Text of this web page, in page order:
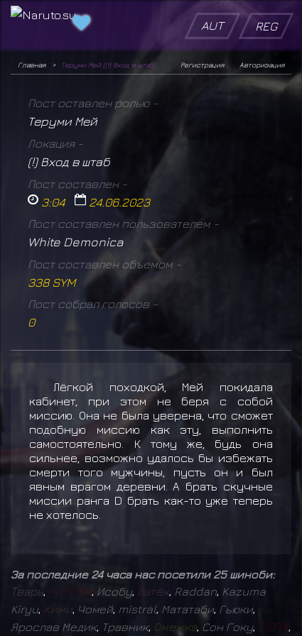
AUT REG
Главная Теруми Мей ((!) Вход в штаб) Авторизация
Регистрация
Пост оставлен ролью -
Теруми Мей
Локация -
(!) Вход в штаб
Пост составлен -
3:04 24.06.2023
Пост составлен пользователем -
White Demonica
Пост составлен объемом -
338 SYM
Пост собрал голосов -
0
Лёгкой походкой, Мей покидала
кабинет, при этом не беря с собой
миссию. Она не была уверена, что сможет
подобную миссию как эту, выполнить
самостоятельно. К тому же, будь она
сильнее, возможно удалось бы избежать
смерти того мужчины, пусть он и был
явным врагом деревни. А брать скучные
миссии ранга D брать как-то уже теперь
не хотелось.
За последние 24 часа нас посетили 25 шиноби:
Тварь F OSTER, Исобу, Батёк, Raddan Kazuma
Kiryu Кими Чомей, mistral Мататаби, Гьюки,
Ярослав Медик, Травник, Омежка, Сон Гоку, DEFIX,